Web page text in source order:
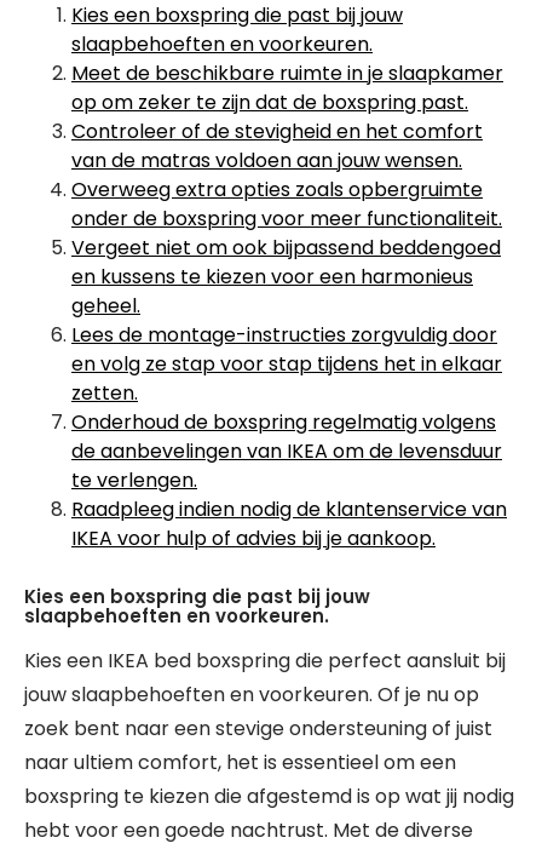
Kies een boxspring die past bij jouw
slaapbehoeften en voorkeuren.
Meet de beschikbare ruimte in je slaapkamer
op om zeker te zijn dat de boxspring past.
Controleer of de stevigheid en het comfort
van de matras voldoen aan jouw wensen.
Overweeg extra opties zoals opbergruimte
onder de boxspring voor meer functionaliteit.
Vergeet niet om ook bijpassend beddengoed
en kussens te kiezen voor een harmonieus
geheel.
Lees de montage-instructies zorgvuldig door
en volg ze stap voor stap tijdens het in elkaar
zetten.
Onderhoud de boxspring regelmatig volgens
de aanbevelingen van IKEA om de levensduur
te verlengen.
Raadpleeg indien nodig de klantenservice van
IKEA voor hulp of advies bij je aankoop.
Kies een boxspring die past bij jouw
slaapbehoeften en voorkeuren.
Kies een IKEA bed boxspring die perfect aansluit bij
jouw slaapbehoeften en voorkeuren. Of je nu op
zoek bent naar een stevige ondersteuning of juist
naar ultiem comfort, het is essentieel om een
boxspring te kiezen die afgestemd is op wat jij nodig
hebt voor een goede nachtrust. Met de diverse